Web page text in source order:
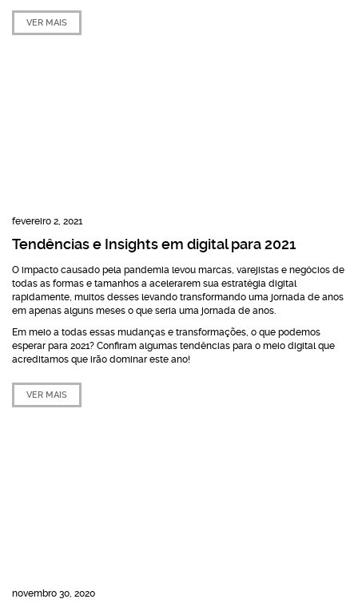
VER MAIS
fevereiro 2, 2021
Tendências e Insights em digital para 2021
O impacto causado pela pandemia levou marcas, varejistas e negócios de
todas as formas e tamanhos a acelerarem sua estratégia digital
rapidamente, muitos desses levando transformando uma jornada de anos
em apenas alguns meses o que seria uma jornada de anos.
Em meio a todas essas mudanças e transformações, o que podemos
esperar para 2021? Confiram algumas tendências para o meio digital que
acreditamos que irão dominar este ano!
VER MAIS
novembro 30, 2020